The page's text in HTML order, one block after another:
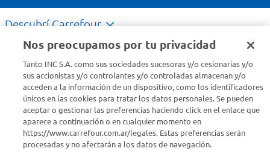
Descubrí Carrefour
Info útil
Comprá Online
Nos preocupamos por tu privacidad
Tanto INC S.A. como sus sociedades sucesoras y/o cesionarias y/o
sus accionistas y/o controlantes y/o controladas almacenan y/o
acceden a la información de un dispositivo, como los identificadores
únicos en las cookies para tratar los datos personales. Se pueden
aceptar o gestionar las preferencias haciendo click en el enlace que
aparece a continuación o en cualquier momento en
https://www.carrefour.com.ar/legales. Estas preferencias serán
procesadas y no afectarán a los datos de navegación.